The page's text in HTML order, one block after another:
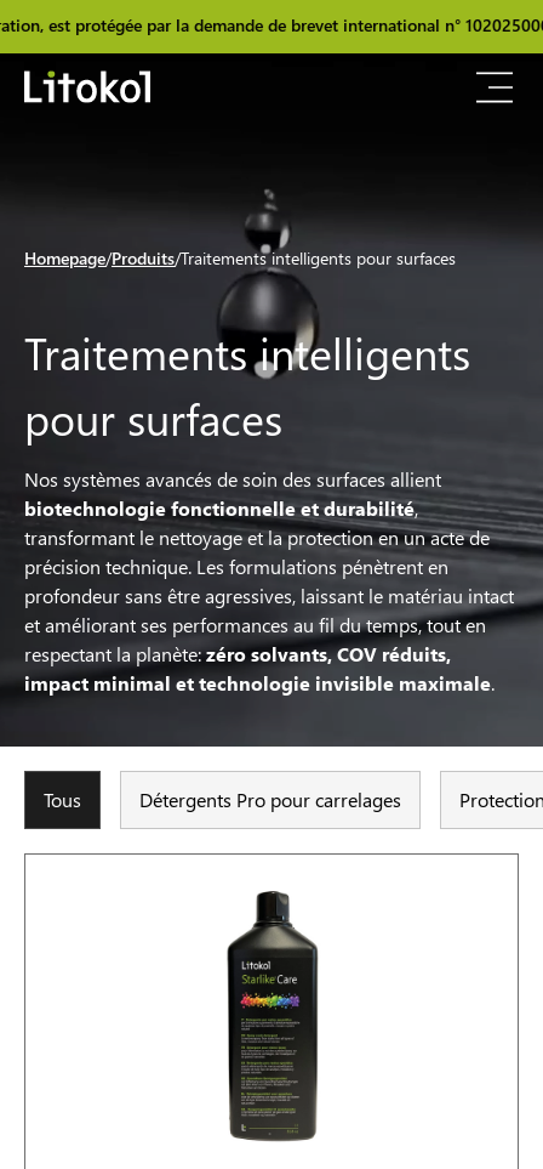
par la demande de brevet international n°
Homepage Produits Traitements intelligents pour surfaces
Traitements intelligents
pour surfaces
Nos systèmes avancés de soin des surfaces allient
biotechnologie fonctionnelle et durabilité,
transformant le nettoyage et la protection en un acte de
précision technique. Les formulations pénètrent en
profondeur sans être agressives, laissant le matériau intact
et améliorant ses performances au fil du temps, tout en
respectant la planète:zéro solvants, COV réduits,
impact minimal et technologie invisible maximale.
Tous Détergents Pro pour carrelages